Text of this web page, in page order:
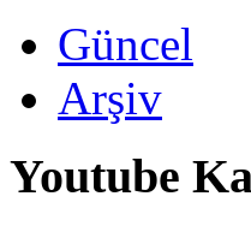
Güncel
Arşiv
Youtube